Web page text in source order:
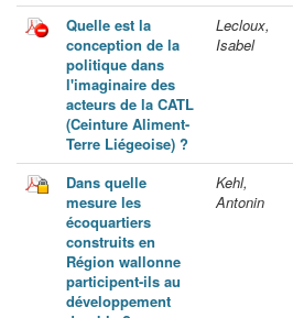
Quelle est la
conception de la
politique dans
l'imaginaire des
acteurs de la CATL
(Ceinture Aliment-
Terre Liégeoise) ?
Lecloux,
Isabel
Dans quelle
mesure les
écoquartiers
construits en
Région wallonne
participent-ils au
développement
Kehl,
Antonin